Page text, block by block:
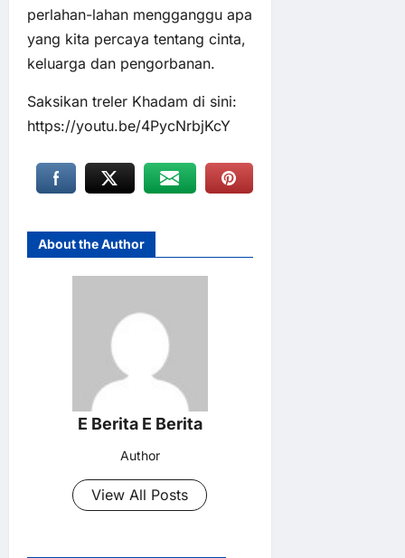
perlahan-lahan mengganggu apa
yang kita percaya tentang cinta,
keluarga dan pengorbanan.
Saksikan treler Khadam di sini:
https://youtu.be/4PycNrbjKcY
About the Author
E Berita E Berita
Author
View All Posts